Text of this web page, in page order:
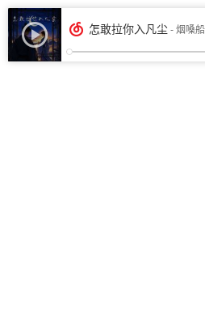
怎敢拉你入凡尘 - 烟嗓